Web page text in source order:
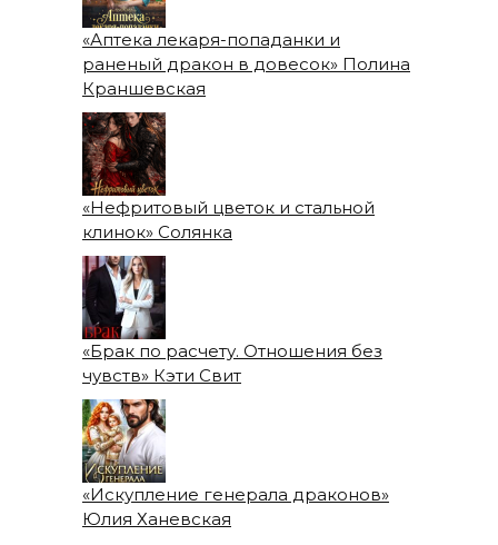
«Аптека лекаря-попаданки и
раненый дракон в довесок» Полина
Краншевская
«Нефритовый цветок и стальной
клинок» Солянка
«Брак по расчету. Отношения без
чувств» Кэти Свит
«Искупление генерала драконов»
Юлия Ханевская